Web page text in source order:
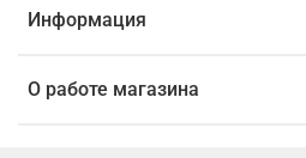
Информация
О работе магазина